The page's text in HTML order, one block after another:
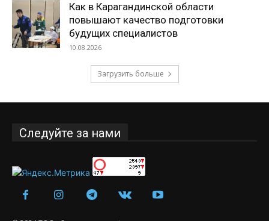
Как в Карагандинской области
повышают качество подготовки
будущих специалистов
10.08.2026
Загрузить больше
Следуйте за нами